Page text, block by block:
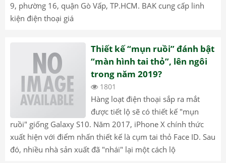
9, phường 16, quận Gò Vấp, TP.HCM. BAK cung cấp linh
kiện điện thoại giá
Thiết kế “mụn ruồi” đánh bật
“màn hình tai thỏ”, lên ngôi
trong năm 2019?
1801
Hàng loạt điện thoại sắp ra mắt
được tiết lộ sẽ có thiết kế "mụn
ruồi" giống Galaxy S10. Năm 2017, iPhone X chính thức
xuất hiện với điểm nhấn thiết kế là cụm tai thỏ Face ID. Sau
đó, nhiều nhà sản xuất đã "nhái" lại một cách lộ